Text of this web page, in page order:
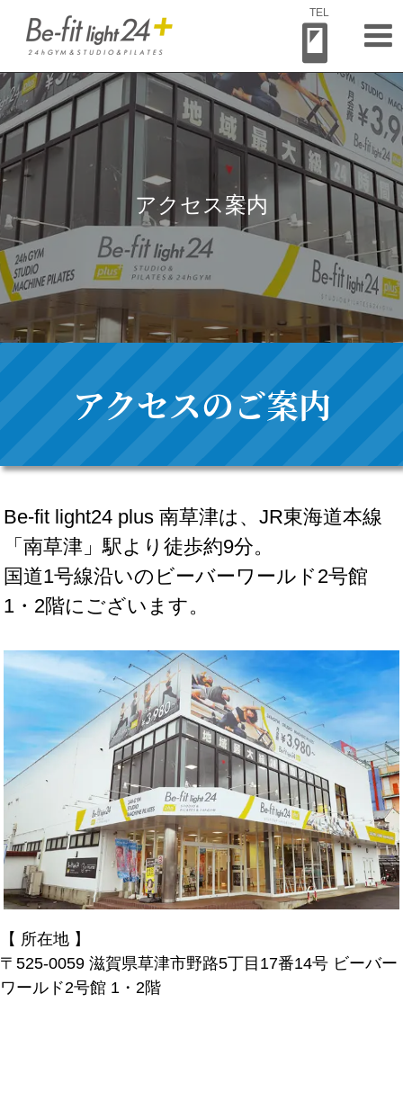
TEL
メ
アクセス案内
アクセスのご案内
Be-fit light24 plus 南草津は、JR東海道本線
「南草津」駅より徒歩約9分。
国道1号線沿いのビーバーワールド2号館
1・2階にございます。
【 所在地 】
〒525-0059 滋賀県草津市野路5丁目17番14号 ビーバー
ワールド2号館 1・2階